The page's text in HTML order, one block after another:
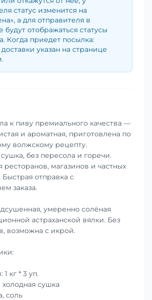
статус изменится на
а для отправителя в
будут отображаться статусы
Когда приедет посылка:
указан на странице
к пиву премиального качества —
и ароматная, приготовлена по
волжскому рецепту.
без пересола и горечи.
ресторанов, магазинов и частных
Быстрая отправка с
заказа.
умеренно солёная
астраханской вялки. Без
возможна с икрой.
кг * 3 уп.
сушка
соль